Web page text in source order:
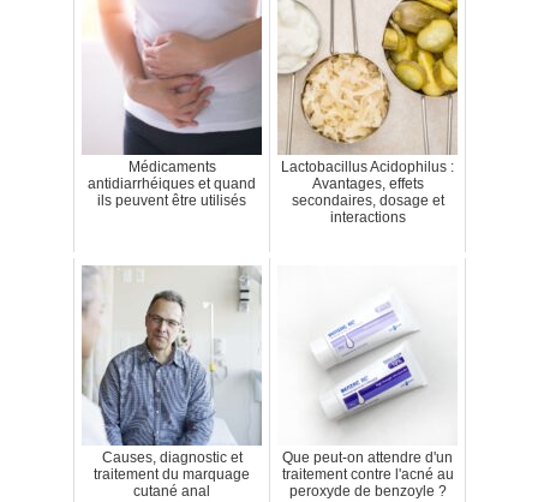
Médicaments
antidiarrhéiques et quand
ils peuvent être utilisés
Lactobacillus Acidophilus :
Avantages, effets
secondaires, dosage et
interactions
Causes, diagnostic et
traitement du marquage
cutané anal
Que peut-on attendre d'un
traitement contre l'acné au
peroxyde de benzoyle ?